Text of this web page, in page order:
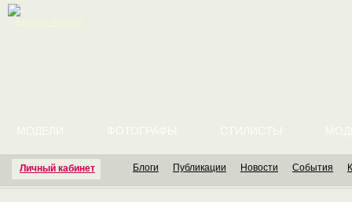
Личный кабинет
МОДЕЛИ ФОТОГРАФЫ СТИЛИСТЫ
Блоги Публикации Новости События